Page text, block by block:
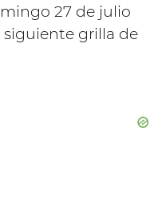
27 de julio
siguiente grilla de